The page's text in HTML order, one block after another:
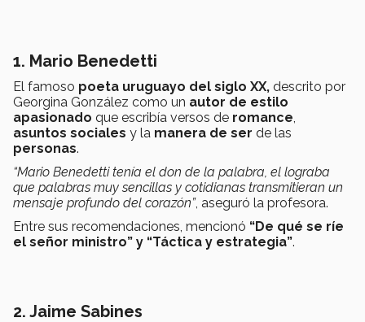
1. Mario Benedetti
El famoso poeta uruguayo del siglo XX, descrito por
Georgina González como un autor de estilo
apasionado que escribía versos de romance
asuntos sociales y la manera de ser de las
personas.
“Mario Benedetti tenía el don de la palabra, el lograba
que palabras muy sencillas y cotidianas transmitieran un
mensaje profundo del corazón”, aseguró la profesora.
Entre sus recomendaciones, mencionó “De qué se ríe
el señor ministro” y “Táctica y estrategia”.
2. Jaime Sabines